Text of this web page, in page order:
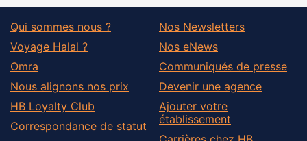
Qui sommes nous ?
Voyage Halal ?
Omra
Nous alignons nos prix
HB Loyalty Club
Correspondance de statut
Nos Newsletters
Nos eNews
Communiqués de presse
Devenir une agence
Ajouter votre
établissement